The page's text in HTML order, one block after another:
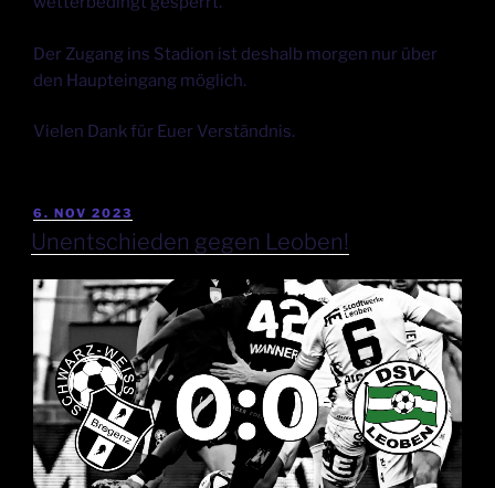
Der Zugang ins Stadion ist deshalb morgen nur über
den Haupteingang möglich.
Vielen Dank für Euer Verständnis.
6. NOV 2023
Unentschieden gegen Leoben!